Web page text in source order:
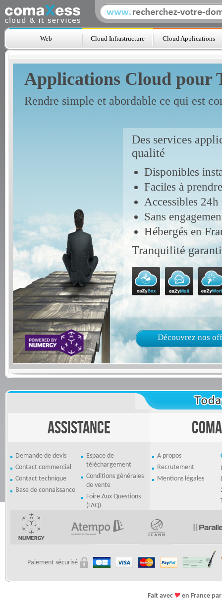
Web Cloud Infrastructure Cloud Applications
Applications Cloud pour
Rendre simple et abordable ce qui est
Des services
qualité
Disponibles
Faciles à
Accessibles 24h
Sans
Hébergés en
Tranquilité
Découvrez nos
Assistance
Demande de devis
Contact commercial
Contact technique
Base de connaissance
Espace de
téléchargement
Conditions générales
de vente
Foire Aux Questions
(FAQ)
A propos
Recrutement
Mentions légales
Paiement sécurisé
Fait avec en France par